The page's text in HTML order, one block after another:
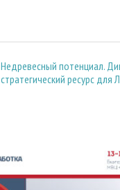
Недревесный потенциал.
стратегический ресурс для